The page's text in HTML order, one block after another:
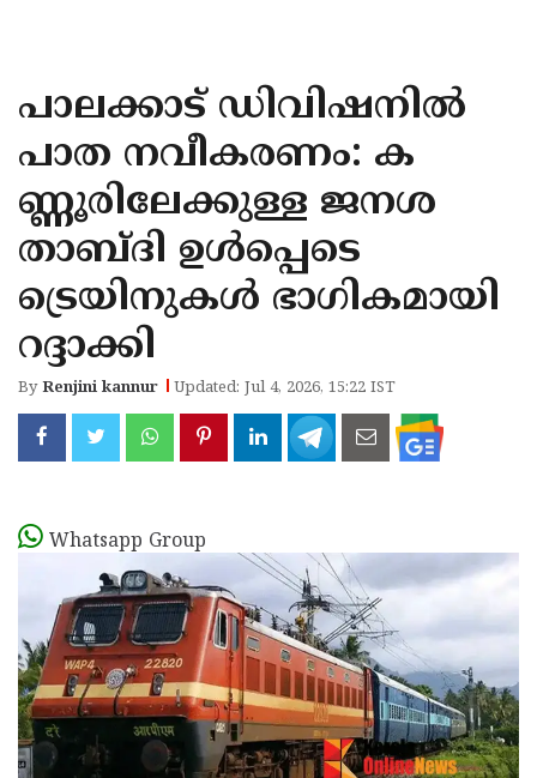
KANNUR
KASARAGOD
പാലക്കാട് ഡിവിഷനിൽ
പാത നവീകരണം: ക
ണ്ണൂരിലേക്കുള്ള ജനശ
താബ്ദി ഉൾപ്പെടെ
ട്രെയിനുകൾ ഭാഗികമായി
റദ്ദാക്കി
ByRenjini kannur Updated: Jul 4, 2026, 15:22 IST
Whatsapp Group